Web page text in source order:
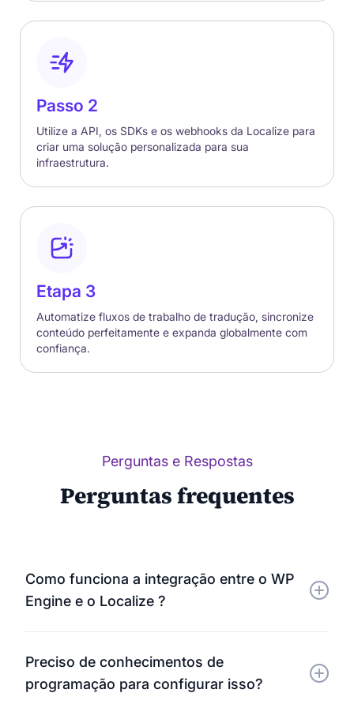
Passo 2
Utilize a API, os SDKs e os webhooks da Localize para
criar uma solução personalizada para sua
infraestrutura.
Etapa 3
Automatize fluxos de trabalho de tradução, sincronize
conteúdo perfeitamente e expanda globalmente com
confiança.
Perguntas e Respostas
Perguntas frequentes
Como funciona a integração entre o WP
Engine e o Localize ?
WP Engine, detectando automaticamente novos
conteúdos para tradução. Uma vez traduzido, o seu
Preciso de conhecimentos de
programação para configurar isso?